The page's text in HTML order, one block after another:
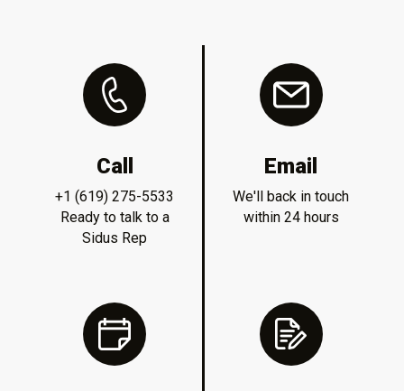
Call
+1 (619) 275-5533
Ready to talk to a
Sidus Rep
Email
We'll back in touch
within 24 hours